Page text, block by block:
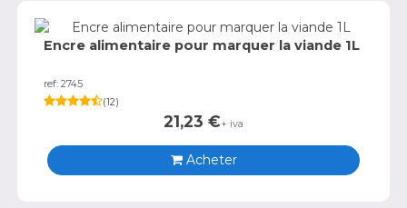
Encre alimentaire pour marquer la viande 1L
ref: 2745
(12)
21,23 €+ iva
Acheter